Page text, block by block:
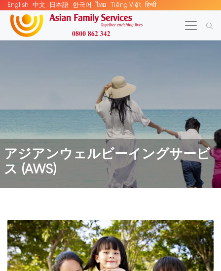
English 中文 日本語 한국어 ไทย Tiếng Việt हिन्दी
アジアンウェルビーイングサービ
ス (AWS)